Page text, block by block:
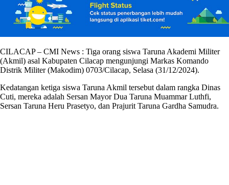
CILACAP – CMI News : Tiga orang siswa Taruna Akademi Militer
(Akmil) asal Kabupaten Cilacap mengunjungi Markas Komando
Distrik Militer (Makodim) 0703/Cilacap, Selasa (31/12/2024).
Kedatangan ketiga siswa Taruna Akmil tersebut dalam rangka Dinas
Cuti, mereka adalah Sersan Mayor Dua Taruna Muammar Luthfi,
Sersan Taruna Heru Prasetyo, dan Prajurit Taruna Gardha Samudra.